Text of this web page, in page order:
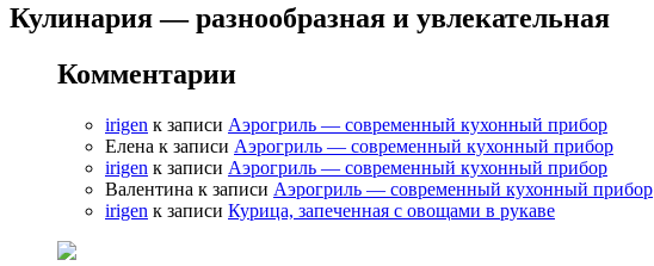
Кулинария — разнообразная и увлекательная
Комментарии
irigen к записи Аэрогриль — современный кухонный прибор
Елена к записи Аэрогриль — современный кухонный прибор
irigen к записи Аэрогриль — современный кухонный прибор
Валентина к записи Аэрогриль — современный кухонный прибор
irigen к записи Курица, запеченная с овощами в рукаве